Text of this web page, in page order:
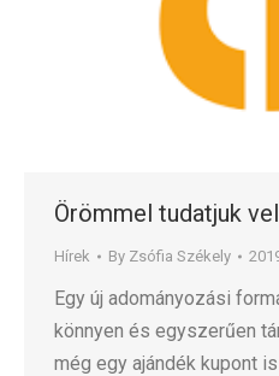
Örömmel tudatjuk
Hírek By Zsófia Székely
Egy új adományozási
könnyen és egyszerűen
még egy ajándék kupont